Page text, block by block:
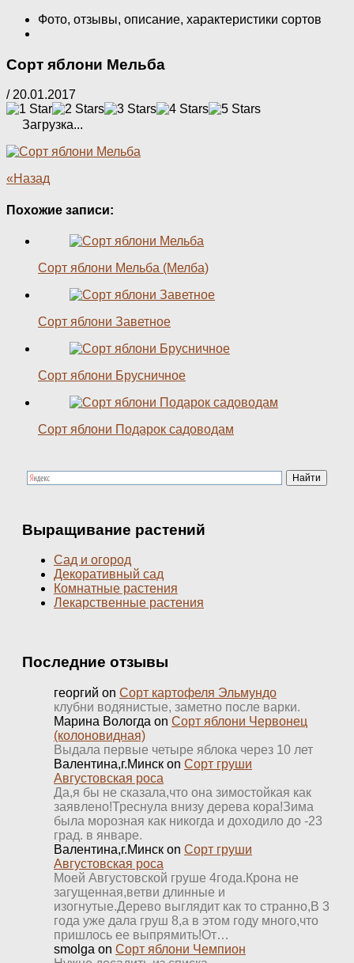
Фото, отзывы, описание, характеристики сортов
Сорт яблони Мельба
/20.01.2017
Загрузка...
«Назад
Похожие записи:
Сорт яблони Мельба (Мелба)
Сорт яблони Заветное
Сорт яблони Брусничное
Сорт яблони Подарок садоводам
Выращивание растений
Сад и огород
Декоративный сад
Комнатные растения
Лекарственные растения
Последние отзывы
георгий on Сорт картофеля Эльмундо
клубни водянистые, заметно после варки.
Марина Вологда on Сорт яблони Червонец
(колоновидная)
Выдала первые четыре яблока через 10 лет
Валентина,г.Минск on Сорт груши
Августовская роса
Да,я бы не сказала,что она зимостойкая как
заявлено!Треснула внизу дерева кора!Зима
была морозная как никогда и доходило до -23
град. в январе.
Валентина,г.Минск on Сорт груши
Августовская роса
Моей Августовской груше 4года.Крона не
загущенная,ветви длинные и
изогнутые.Дерево выглядит как то странно,В 3
года уже дала груш 8,а в этом году много,что
пришлось ее выпрямить!От…
smolga on Сорт яблони Чемпион